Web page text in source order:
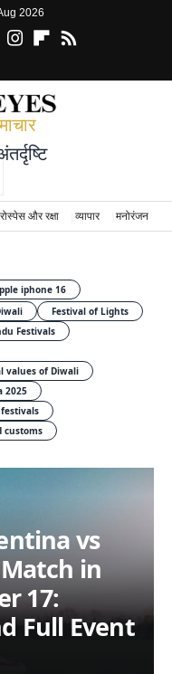
2026
और रक्षा व्यापार मनोरंजन
iphone 16
Festival of Lights
Festivals
values of Diwali
2025
customs
vs
in
17:
Full Event